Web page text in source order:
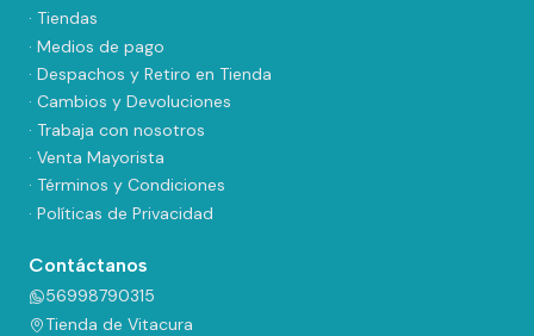
· Tiendas
· Medios de pago
· Despachos y Retiro en Tienda
· Cambios y Devoluciones
· Trabaja con nosotros
· Venta Mayorista
· Términos y Condiciones
· Políticas de Privacidad
Contáctanos
56998790315
Tienda de Vitacura